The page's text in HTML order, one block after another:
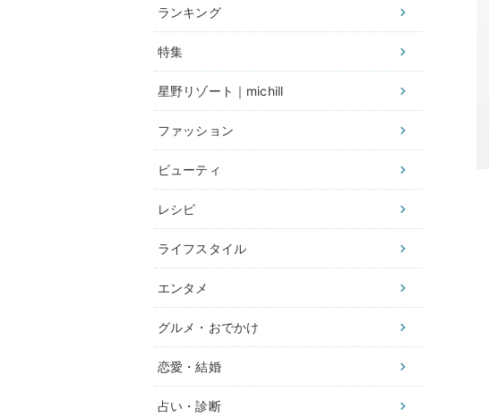
ランキング
特集
星野リゾート｜michill
ファッション
ビューティ
レシピ
ライフスタイル
エンタメ
グルメ・おでかけ
恋愛・結婚
占い・診断